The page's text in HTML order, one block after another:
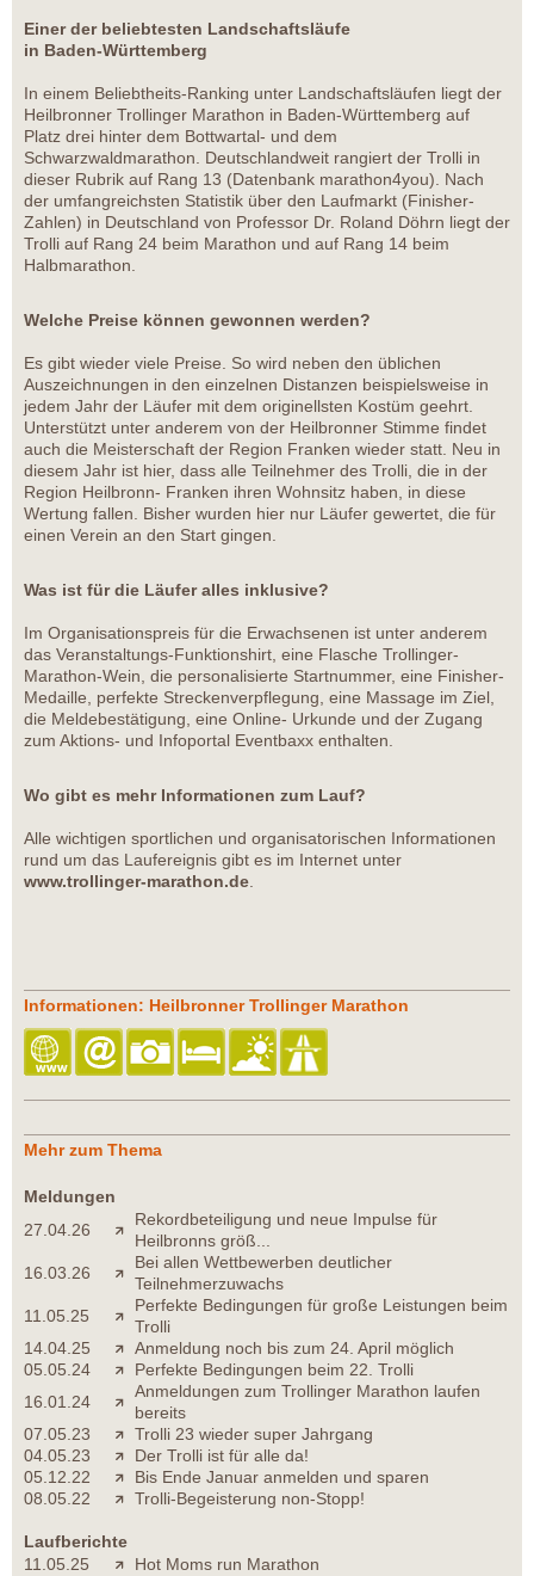
Einer der beliebtesten Landschaftsläufe
in Baden-Württemberg
In einem Beliebtheits-Ranking unter Landschaftsläufen liegt der
Heilbronner Trollinger Marathon in Baden-Württemberg auf
Platz drei hinter dem Bottwartal- und dem
Schwarzwaldmarathon. Deutschlandweit rangiert der Trolli in
dieser Rubrik auf Rang 13 (Datenbank marathon4you). Nach
der umfangreichsten Statistik über den Laufmarkt (Finisher-
Zahlen) in Deutschland von Professor Dr. Roland Döhrn liegt der
Trolli auf Rang 24 beim Marathon und auf Rang 14 beim
Halbmarathon.
Welche Preise können gewonnen werden?
Es gibt wieder viele Preise. So wird neben den üblichen
Auszeichnungen in den einzelnen Distanzen beispielsweise in
jedem Jahr der Läufer mit dem originellsten Kostüm geehrt.
Unterstützt unter anderem von der Heilbronner Stimme findet
auch die Meisterschaft der Region Franken wieder statt. Neu in
diesem Jahr ist hier, dass alle Teilnehmer des Trolli, die in der
Region Heilbronn- Franken ihren Wohnsitz haben, in diese
Wertung fallen. Bisher wurden hier nur Läufer gewertet, die für
einen Verein an den Start gingen.
Was ist für die Läufer alles inklusive?
Im Organisationspreis für die Erwachsenen ist unter anderem
das Veranstaltungs-Funktionshirt, eine Flasche Trollinger-
Marathon-Wein, die personalisierte Startnummer, eine Finisher-
Medaille, perfekte Streckenverpflegung, eine Massage im Ziel,
die Meldebestätigung, eine Online- Urkunde und der Zugang
zum Aktions- und Infoportal Eventbaxx enthalten.
Wo gibt es mehr Informationen zum Lauf?
Alle wichtigen sportlichen und organisatorischen Informationen
rund um das Laufereignis gibt es im Internet unter
www.trollinger-marathon.de.
Informationen: Heilbronner Trollinger Marathon
Mehr zum Thema
Meldungen
27.04.26
Rekordbeteiligung und neue Impulse für
Heilbronns größ...
16.03.26
Bei allen Wettbewerben deutlicher
Teilnehmerzuwachs
11.05.25
Perfekte Bedingungen für große Leistungen beim
Trolli
14.04.25
Anmeldung noch bis zum 24. April möglich
05.05.24
Perfekte Bedingungen beim 22. Trolli
16.01.24
Anmeldungen zum Trollinger Marathon laufen
bereits
07.05.23
Trolli 23 wieder super Jahrgang
04.05.23
Der Trolli ist für alle da!
05.12.22
Bis Ende Januar anmelden und sparen
08.05.22
Trolli-Begeisterung non-Stopp!
Laufberichte
11.05.25
Hot Moms run Marathon